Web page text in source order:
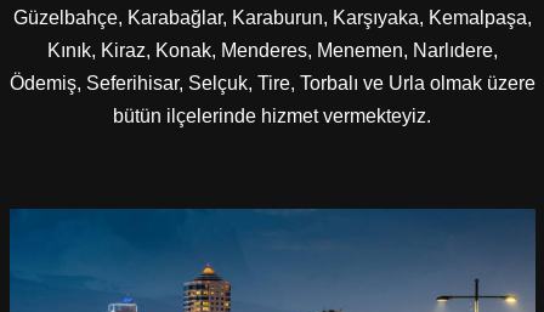
Güzelbahçe, Karabağlar, Karaburun, Karşıyaka, Kemalpaşa,
Kınık, Kiraz, Konak, Menderes, Menemen, Narlıdere,
Ödemiş, Seferihisar, Selçuk, Tire, Torbalı ve Urla olmak üzere
bütün ilçelerinde hizmet vermekteyiz.